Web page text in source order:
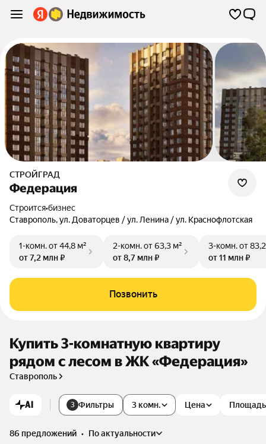
СТРОЙГРАД
Федерация
Строится•бизнес
Ставрополь,ул. Доваторцев / ул. Ленина / ул. Краснофлотская
1-комн.от 44,8 м²
от 7,2 млн ₽
2-комн.от 63,3 м²
от 8,7 млн ₽
3-комн.от
от 11 млн ₽
Позвонить
Купить 3-комнатную квартиру
рядом с лесом в ЖК «Федерация»
Ставрополь
AI 3 Фильтры 3 комн. Цена Площадь
86 предложений •
по актуальности